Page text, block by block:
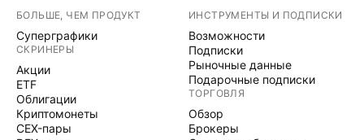
БОЛЬШЕ, ЧЕМ ПРОДУКТ
Суперграфики
СКРИНЕРЫ
Акции
ETF
Облигации
Криптомонеты
CEX-пары
ИНСТРУМЕНТЫ И ПОДПИСКИ
Возможности
Подписки
Рыночные данные
Подарочные подписки
ТОРГОВЛЯ
Обзор
Брокеры